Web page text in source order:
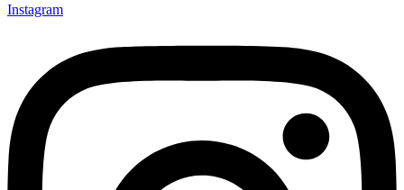
Instagram